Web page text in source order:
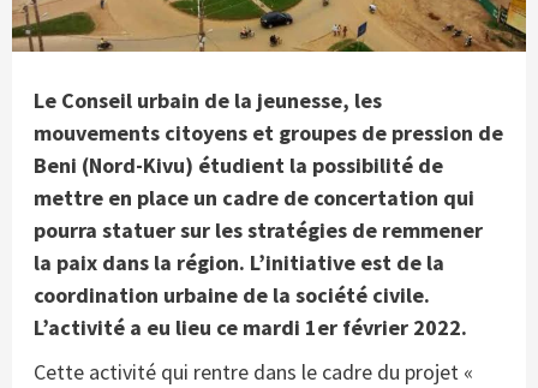
Le Conseil urbain de la jeunesse, les
mouvements citoyens et groupes de pression de
Beni (Nord-Kivu) étudient la possibilité de
mettre en place un cadre de concertation qui
pourra statuer sur les stratégies de remmener
la paix dans la région. L’initiative est de la
coordination urbaine de la société civile.
L’activité a eu lieu ce mardi 1er février 2022.
Cette activité qui rentre dans le cadre du projet «